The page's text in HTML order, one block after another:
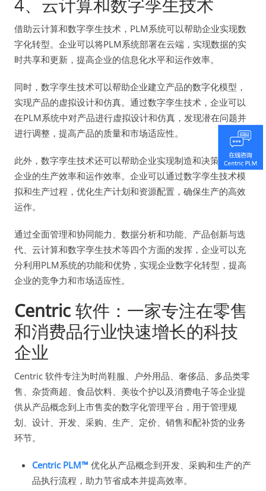
借助云计算和数字孪生技术，PLM系统可以帮助企业实现数
字化转型。企业可以将PLM系统部署在云端，实现数据的实
时共享和更新，提高企业的信息化水平和运作效率。
同时，数字孪生技术可以帮助企业建立产品的数字化模型，
实现产品的虚拟设计和仿真。通过数字孪生技术，企业可以
在PLM系统中对产品进行虚拟设计和仿真，发现潜在问题并
进行调整，提高产品的质量和市场适应性。
此外，数字孪生技术还可以帮助企业实现制造和决策，提高
企业的生产效率和运作效率。企业可以通过数字孪生技术模
拟和生产过程，优化生产计划和资源配置，确保生产的高效
运作。
通过全面管理和协同能力、数据分析和功能、产品创新与迭
代、云计算和数字孪生技术等四个方面的发挥，企业可以充
分利用PLM系统的功能和优势，实现企业数字化转型，提高
企业的竞争力和市场适应性。
Centric 软件：一家专注在零售
和消费品行业快速增长的科技
企业
Centric 软件专注为时尚鞋服、户外用品、奢侈品、多品类零
售、杂货商超、食品饮料、美妆个护以及消费电子等企业提
供从产品概念到上市售卖的数字化管理平台，用于管理规
划、设计、开发、采购、生产、定价、销售和配补货的业务
环节。
Centric PLM™ 优化从产品概念到开发、采购和生产的产
品执行流程，助力节省成本并提高效率。